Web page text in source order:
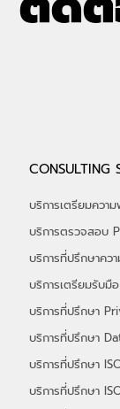
depa ใน
เกียรติ "
ฟังสิทธิปร
CONSULTING
บริการเตรียมควา
บริการตรวจสอบ
บริการที่ปรึกษาคว
บริการเตรียมรับมื
บริการที่ปรึกษา
บริการที่ปรึกษา
บริการที่ปรึกษา
บริการที่ปรึกษา